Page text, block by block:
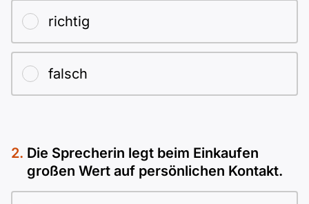
B1 ÖIF
B1 ÖSD
B1 Pflege (telc)
B2 Pflege (telc)
Einbürgerungstest
Spiele
Schulen & Kurse
Motivationsbriefe
richtig
falsch
Die Sprecherin legt beim Einkaufen
großen Wert auf persönlichen Kontakt.